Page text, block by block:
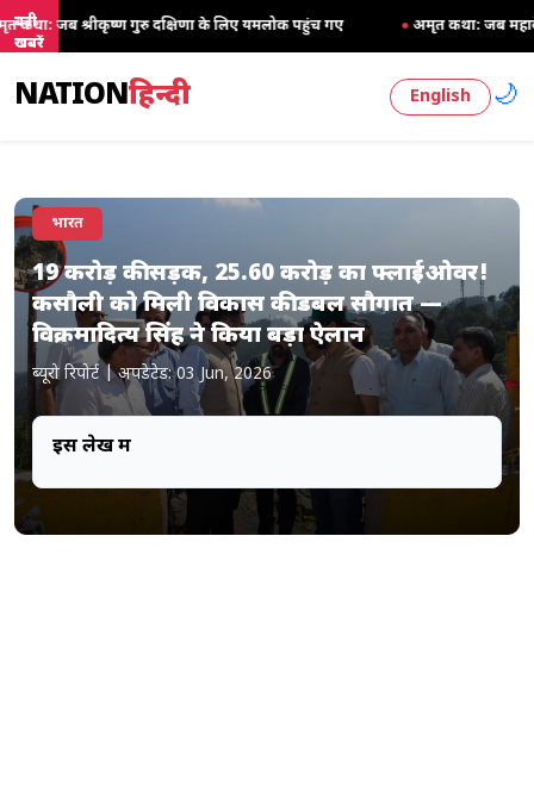
बड़ी
खबरें
दक्षिणा के लिए यमलोक पहुंच गए ●अमृत कथा: जब महादेव को भी मांगनी पड़ी
NATIONहिन्दी English 🌙
भारत
19 करोड़ की सड़क, 25.60 करोड़ का फ्लाईओवर!
कसौली को मिली विकास की डबल सौगात —
विक्रमादित्य सिंह ने किया बड़ा ऐलान
ब्यूरो रिपोर्ट | अपडेटेड: 03 Jun, 2026
इस लेख में